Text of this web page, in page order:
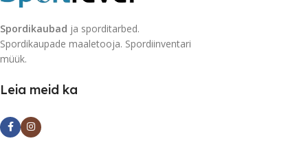
Spordikaubad ja sporditarbed.
Spordikaupade maaletooja. Spordiinventari
müük.
Leia meid ka